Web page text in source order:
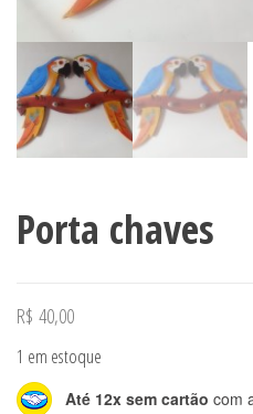
Porta chaves
R$ 40,00
1 em estoque
Até 12x sem cartão com